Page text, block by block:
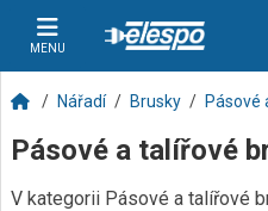
MENU
Nářadí Brusky Pásové
Pásové a talířové
V kategorii Pásové a talířové